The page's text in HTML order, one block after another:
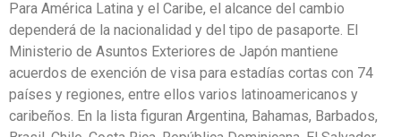
Para América Latina y el Caribe, el alcance del cambio
dependerá de la nacionalidad y del tipo de pasaporte. El
Ministerio de Asuntos Exteriores de Japón mantiene
acuerdos de exención de visa para estadías cortas con 74
países y regiones, entre ellos varios latinoamericanos y
caribeños. En la lista figuran Argentina, Bahamas, Barbados,